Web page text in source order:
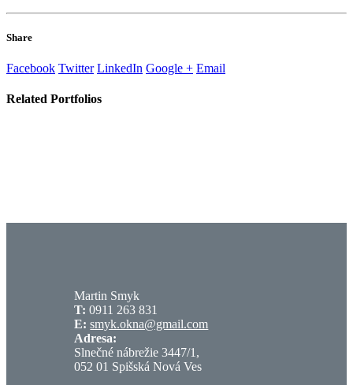
Share
Facebook Twitter LinkedIn Google + Email
Related Portfolios
Martin Smyk
T: 0911 263 831
E: smyk.okna@gmail.com
Adresa:
Slnečné nábrežie 3447/1,
052 01 Spišská Nová Ves